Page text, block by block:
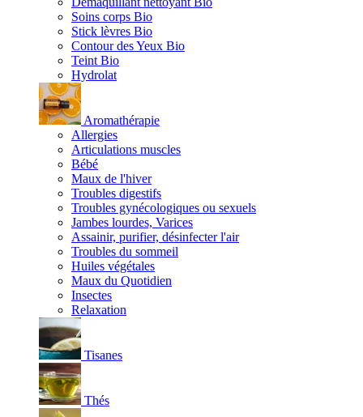
Soins corps Bio
Stick lèvres Bio
Contour des Yeux Bio
Teint Bio
Hydrolat
Aromathérapie
Allergies
Articulations muscles
Bébé
Maux de l'hiver
Troubles digestifs
Troubles gynécologiques ou sexuels
Jambes lourdes, Varices
Assainir, purifier, désinfecter l'air
Troubles du sommeil
Huiles végétales
Maux du Quotidien
Insectes
Relaxation
Tisanes
Thés